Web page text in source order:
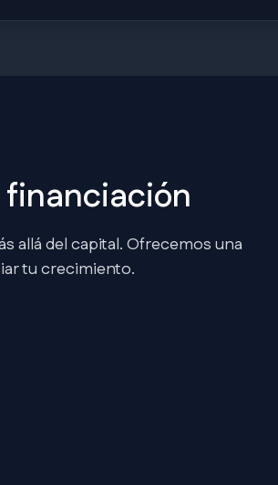
allá del capital. Ofrecemos una
tu crecimiento.